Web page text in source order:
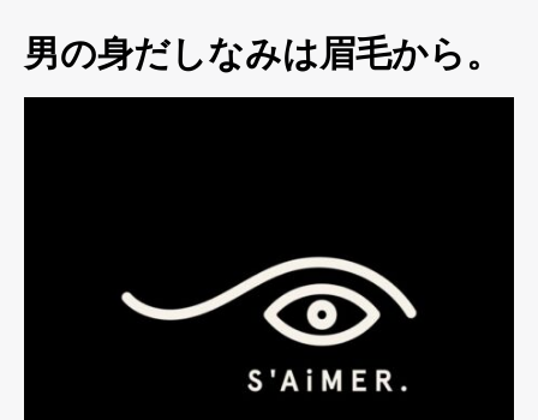
男の身だしなみは眉毛から。